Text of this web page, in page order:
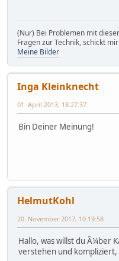
(Nur) Bei Problemen mit
Fragen zur Technik, schickt
Meine Bilder
Inga Kleinknecht
01. April 2013, 18:27:37
Bin Deiner Meinung!
HelmutKohl
20. November 2017, 10:19:58
Hallo, was willst du Ã¼ber
verstehen und kompliziert,